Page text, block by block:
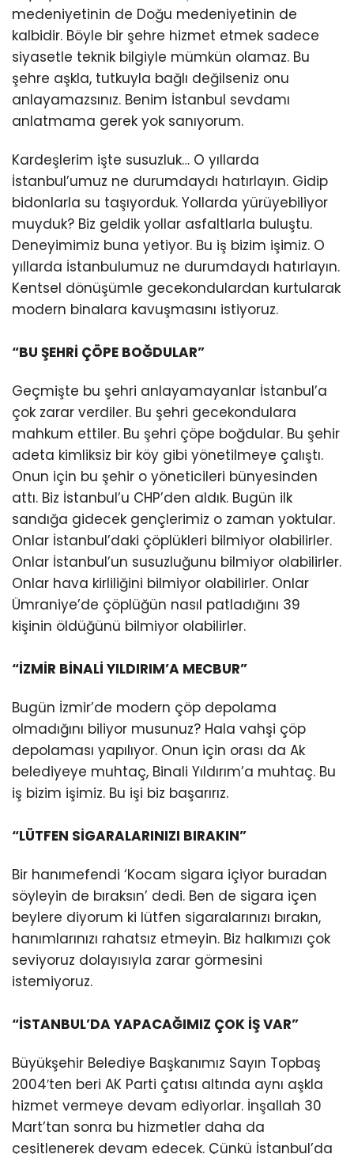
medeniyetinin de Doğu medeniyetinin de
kalbidir. Böyle bir şehre hizmet etmek sadece
siyasetle teknik bilgiyle mümkün olamaz. Bu
şehre aşkla, tutkuyla bağlı değilseniz onu
anlayamazsınız. Benim İstanbul sevdamı
anlatmama gerek yok sanıyorum.
Kardeşlerim işte susuzluk… O yıllarda
İstanbul’umuz ne durumdaydı hatırlayın. Gidip
bidonlarla su taşıyorduk. Yollarda yürüyebiliyor
muyduk? Biz geldik yollar asfaltlarla buluştu.
Deneyimimiz buna yetiyor. Bu iş bizim işimiz. O
yıllarda İstanbulumuz ne durumdaydı hatırlayın.
Kentsel dönüşümle gecekondulardan kurtularak
modern binalara kavuşmasını istiyoruz.
“BU ŞEHRİ ÇÖPE BOĞDULAR”
Geçmişte bu şehri anlayamayanlar İstanbul’a
çok zarar verdiler. Bu şehri gecekondulara
mahkum ettiler. Bu şehri çöpe boğdular. Bu şehir
adeta kimliksiz bir köy gibi yönetilmeye çalıştı.
Onun için bu şehir o yöneticileri bünyesinden
attı. Biz İstanbul’u CHP’den aldık. Bugün ilk
sandığa gidecek gençlerimiz o zaman yoktular.
Onlar İstanbul’daki çöplükleri bilmiyor olabilirler.
Onlar İstanbul’un susuzluğunu bilmiyor olabilirler.
Onlar hava kirliliğini bilmiyor olabilirler. Onlar
Ümraniye’de çöplüğün nasıl patladığını 39
kişinin öldüğünü bilmiyor olabilirler.
“İZMİR BİNALİ YILDIRIM’A MECBUR”
Bugün İzmir’de modern çöp depolama
olmadığını biliyor musunuz? Hala vahşi çöp
depolaması yapılıyor. Onun için orası da Ak
belediyeye muhtaç, Binali Yıldırım’a muhtaç. Bu
iş bizim işimiz. Bu işi biz başarırız.
“LÜTFEN SİGARALARINIZI BIRAKIN”
Bir hanımefendi ‘Kocam sigara içiyor buradan
söyleyin de bıraksın’ dedi. Ben de sigara içen
beylere diyorum ki lütfen sigaralarınızı bırakın,
hanımlarınızı rahatsız etmeyin. Biz halkımızı çok
seviyoruz dolayısıyla zarar görmesini
istemiyoruz.
“İSTANBUL’DA YAPACAĞIMIZ ÇOK İŞ VAR”
Büyükşehir Belediye Başkanımız Sayın Topbaş
2004′ten beri AK Parti çatısı altında aynı aşkla
hizmet vermeye devam ediyorlar. İnşallah 30
Mart’tan sonra bu hizmetler daha da
çeşitlenerek devam edecek. Çünkü İstanbul’da